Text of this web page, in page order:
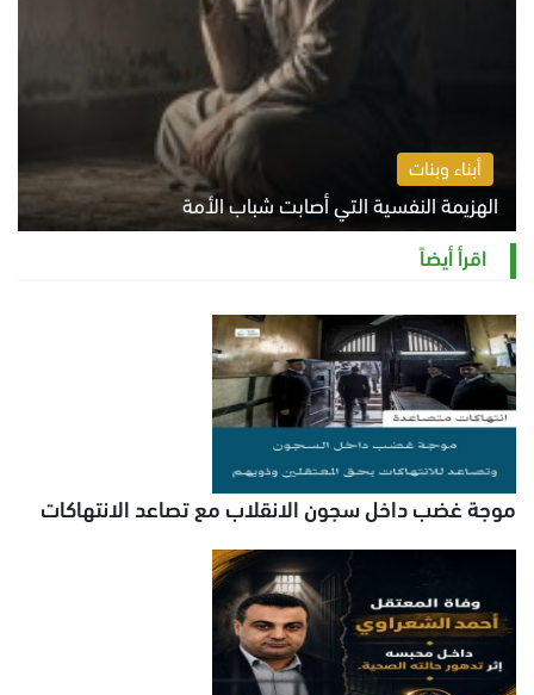
أبناء وبنات
الهزيمة النفسية التي أصابت شباب الأمة
الخميس 6 أغسطس 2026 11:12 ص
اقرأ أيضاً
موجة غضب داخل سجون الانقلاب مع تصاعد الانتهاكات